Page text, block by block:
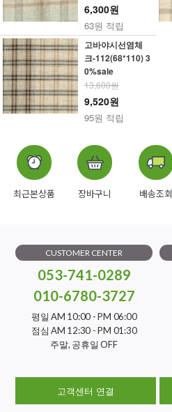
6,300원
63원 적립
고바야시선염체
크-112(68*110) 3
0%sale
13,600원
9,520원
95원 적립
최근본상품 장바구니 배송조회
CUSTOMER CENTER
053-741-0289
010-6780-3727
평일 AM 10:00 - PM 06:00
점심 AM 12:30 - PM 01:30
주말, 공휴일 OFF
고객센터 연결